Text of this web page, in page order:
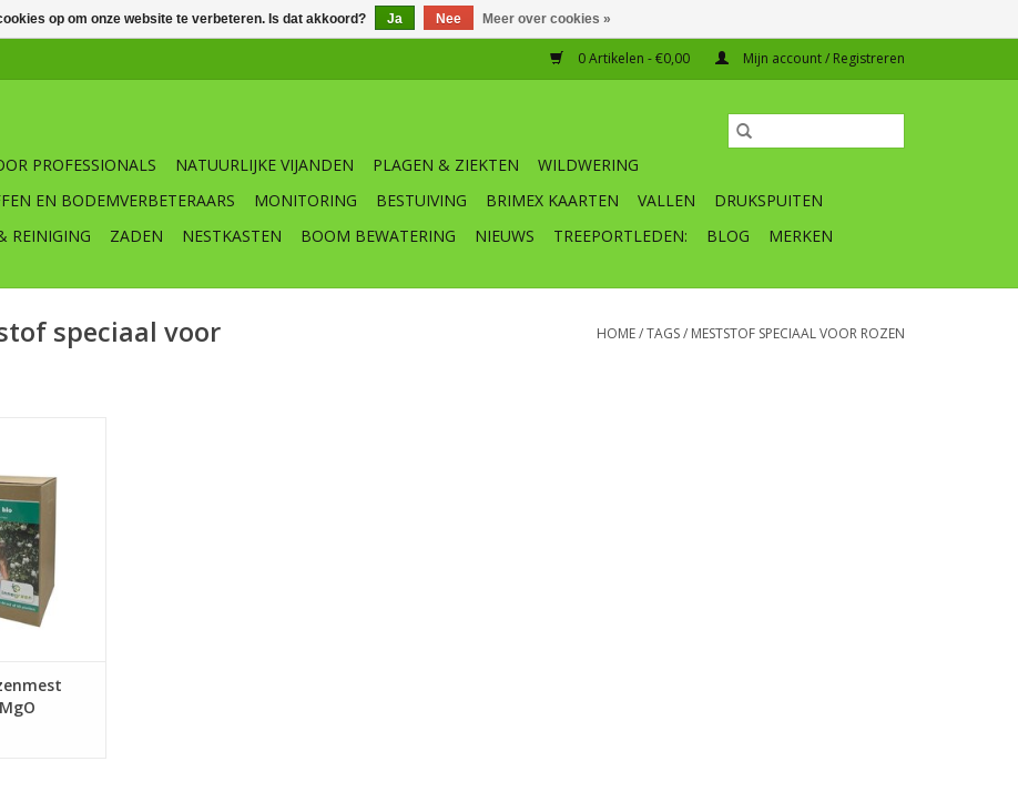
0 Artikelen - €0,00 Mijn account / Registreren
PROFESSIONALS NATUURLIJKE VIJANDEN PLAGEN & ZIEKTEN
WILDWERING
EN BODEMVERBETERAARS
MONITORING BESTUIVING BRIMEX KAARTEN VALLEN
DRUKSPUITEN
REINIGING
ZADEN NESTKASTEN BOOM BEWATERING NIEUWS TREEPORTLEDEN: BLOG MERKEN
speciaal voor
HOME/TAGS/ MESTSTOF SPECIAAL VOOR ROZEN
het
verbetert
er meer
bodem.
op om onze website te verbeteren. Is dat akkoord? Ja Nee Meer over cookies »